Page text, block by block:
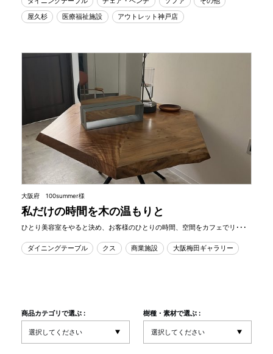
屋久杉
医療福祉施設 アウトレット神戸店
大阪府 100summer様
私だけの時間を木の温もりと
ひとり美容室をやると決め、お客様のひとりの時間、空間をカフェでリ･･･
ダイニングテーブル クス 商業施設 大阪梅田ギャラリー
商品カテゴリで選ぶ : 樹種・素材で選ぶ :